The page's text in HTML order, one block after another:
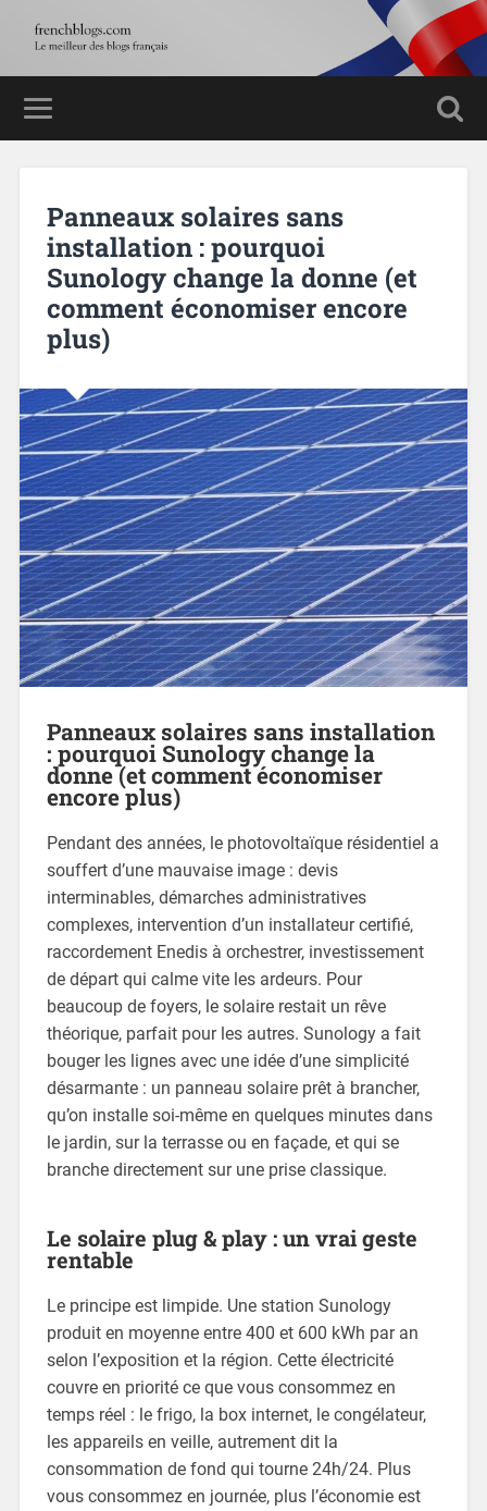
Panneaux solaires sans
installation : pourquoi
Sunology change la donne (et
comment économiser encore
plus)
Panneaux solaires sans installation
: pourquoi Sunology change la
donne (et comment économiser
encore plus)
Pendant des années, le photovoltaïque résidentiel a
souffert d’une mauvaise image : devis
interminables, démarches administratives
complexes, intervention d’un installateur certifié,
raccordement Enedis à orchestrer, investissement
de départ qui calme vite les ardeurs. Pour
beaucoup de foyers, le solaire restait un rêve
théorique, parfait pour les autres. Sunology a fait
bouger les lignes avec une idée d’une simplicité
désarmante : un panneau solaire prêt à brancher,
qu’on installe soi-même en quelques minutes dans
le jardin, sur la terrasse ou en façade, et qui se
branche directement sur une prise classique.
Le solaire plug & play : un vrai geste
rentable
Le principe est limpide. Une station Sunology
produit en moyenne entre 400 et 600 kWh par an
selon l’exposition et la région. Cette électricité
couvre en priorité ce que vous consommez en
temps réel : le frigo, la box internet, le congélateur,
les appareils en veille, autrement dit la
consommation de fond qui tourne 24h/24. Plus
vous consommez en journée, plus l’économie est